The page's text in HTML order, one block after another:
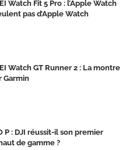
Watch Fit 5 Pro : l’Apple Watch
pas d’Apple Watch
Watch GT Runner 2 : La montre
Garmin
P : DJI réussit-il son premier
de gamme ?